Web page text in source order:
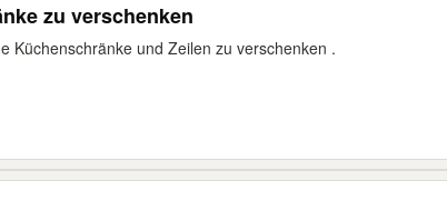
zu verschenken
Küchenschränke und Zeilen zu verschenken .